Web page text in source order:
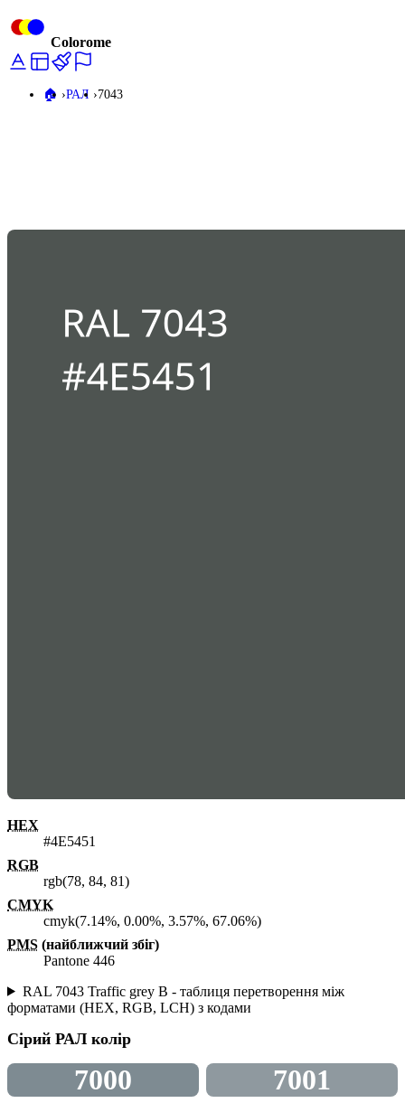
Colorome
🏠️ РАЛ 7043
HEX
#4E5451
RGB
rgb(78, 84, 81)
CMYK
cmyk(7.14%, 0.00%, 3.57%, 67.06%)
PMS (найближчий збіг)
Pantone 446
RAL 7043 Traffic grey B - таблиця перетворення між
форматами (HEX, RGB, LCH) з кодами
Сірий РАЛ колір
7000
7001